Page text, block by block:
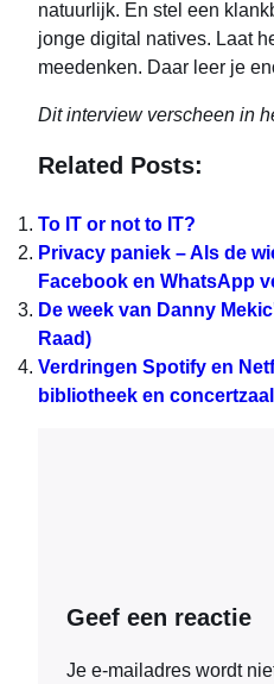
natuurlijk. En stel een
jonge digital natives. Laat
meedenken. Daar leer je
Dit interview verscheen in
Related Posts:
To IT or not to IT?
Privacy paniek – Als de
Facebook en WhatsApp
De week van Danny
Raad)
Verdringen Spotify en
bibliotheek en
Geef een reactie
Je e-mailadres wordt